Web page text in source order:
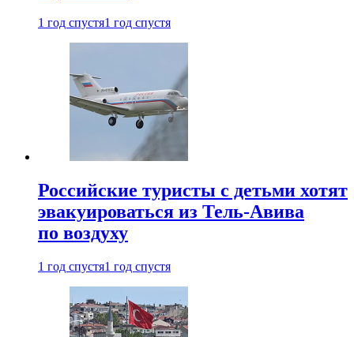
1 год спустя1 год спустя
Российские туристы с детьми хотят
эвакуироваться из Тель-Авива
по воздуху
1 год спустя1 год спустя